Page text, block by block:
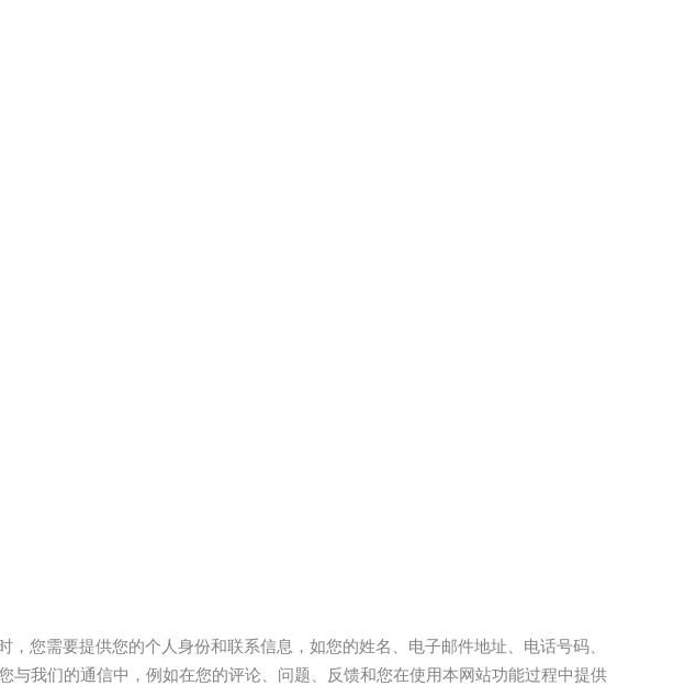
您需要提供您的个人身份和联系信息，如您的姓名、电子邮件地址、电话号码、
我们的通信中，例如在您的评论、问题、反馈和您在使用本网站功能过程中提供